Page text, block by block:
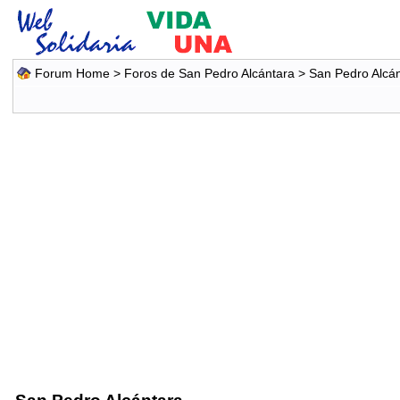
Forum Home> Foros de San Pedro Alcántara > San Pedro